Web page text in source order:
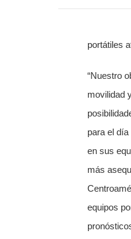
portátiles
“Nuestro
movilidad
para el día
en sus
más
equipos